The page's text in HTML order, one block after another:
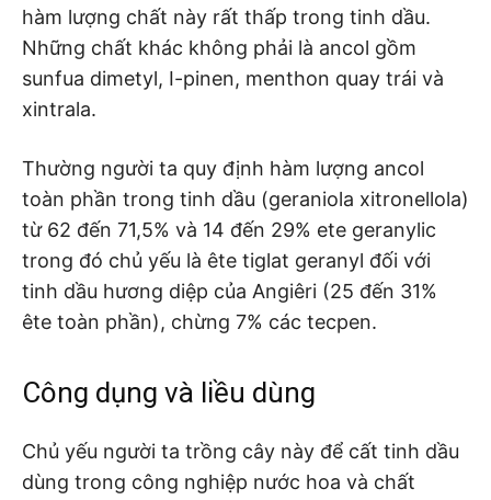
hàm lượng chất này rất thấp trong tinh dầu.
Những chất khác không phải là ancol gồm
sunfua dimetyl, I-pinen, menthon quay trái và
xintrala.
Thường người ta quy định hàm lượng ancol
toàn phần trong tinh dầu (geraniola xitronellola)
từ 62 đến 71,5% và 14 đến 29% ete geranylic
trong đó chủ yếu là ête tiglat geranyl đối với
tinh dầu hương diệp của Angiêri (25 đến 31%
ête toàn phần), chừng 7% các tecpen.
Công dụng và liều dùng
Chủ yếu người ta trồng cây này để cất tinh dầu
dùng trong công nghiệp nước hoa và chất